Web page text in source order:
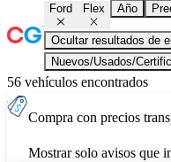
Ford Flex Año
Ocultar resultados de
Nuevos/Usados/
56 vehículos encontrados
Compra con precios
Mostrar solo avisos que